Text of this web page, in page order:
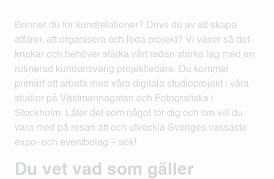
Brinner du för kundrelationer? Drivs du av att skapa
affärer, att organisera och leda projekt? Vi växer så det
knakar och behöver stärka vårt redan starka lag med en
rutinerad kundansvarig projektledare. Du kommer
primärt att arbeta med våra digitala studioprojekt i våra
studior på Västmannagatan och Fotografiska i
Stockholm. Låter det som något för dig och om vill du
vara med på resan att och utveckla Sveriges vassaste
expo- och eventbolag – sök!
Du vet vad som gäller